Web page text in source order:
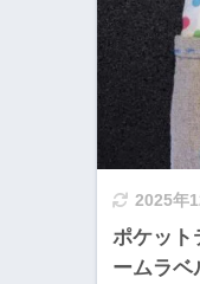
2025年
ポケット
ームラベ